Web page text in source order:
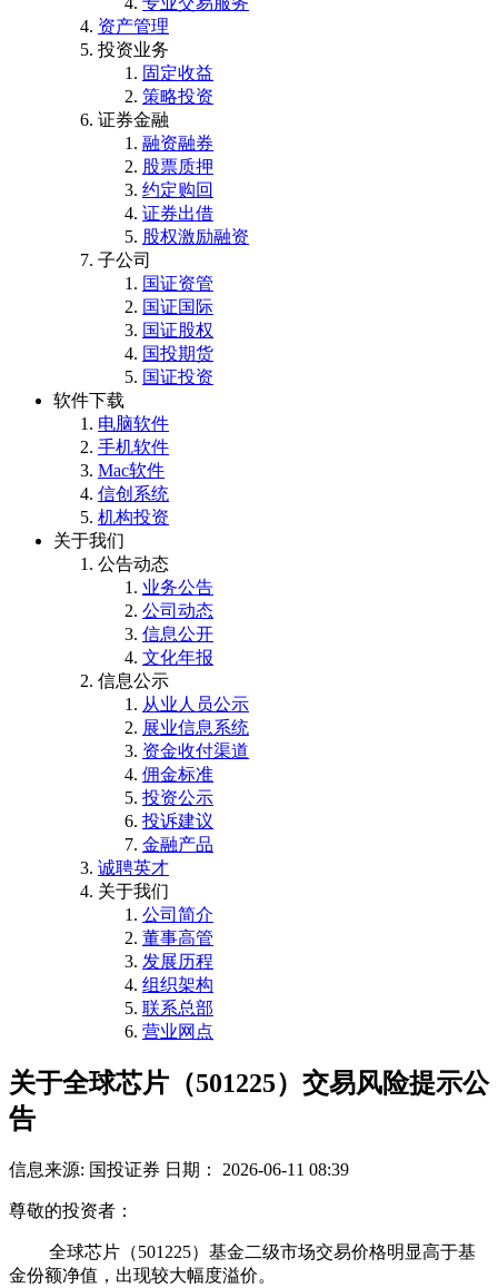
资产管理
投资业务
固定收益
策略投资
证券金融
融资融券
股票质押
约定购回
证券出借
股权激励融资
子公司
国证资管
国证国际
国证股权
国投期货
国证投资
软件下载
电脑软件
手机软件
Mac软件
信创系统
机构投资
关于我们
公告动态
业务公告
公司动态
信息公开
文化年报
信息公示
从业人员公示
展业信息系统
资金收付渠道
佣金标准
投资公示
投诉建议
金融产品
诚聘英才
关于我们
公司简介
董事高管
发展历程
组织架构
联系总部
营业网点
关于全球芯片（501225）交易风险提示公
告
信息来源: 国投证券 日期： 2026-06-11 08:39
尊敬的投资者：
全球芯片（501225）基金二级市场交易价格明显高于基
金份额净值，出现较大幅度溢价。